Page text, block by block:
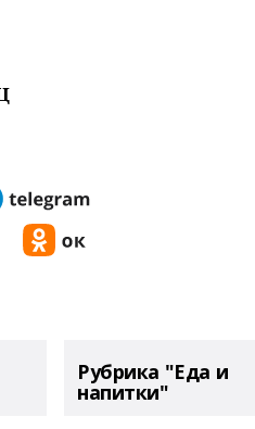
Рубрика "Еда и
напитки"